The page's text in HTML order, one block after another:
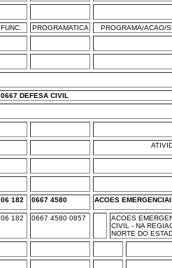
FUNC. PROGRAMATICA PROGRAMA/ACAO/
0667 DEFESA CIVIL
06 182 0667 4580 ACOES
06 182 0667 4580 0857
ACOES
CIVIL - NA
NORTE DO